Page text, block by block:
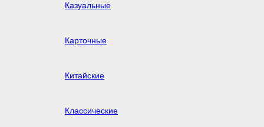
Казуальные
Карточные
Китайские
Классические